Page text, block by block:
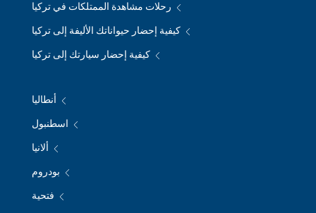
رحلات مشاهدة الممتلكات في تركيا
كيفية إحضار حيواناتك الأليفة إلى تركيا
كيفية إحضار سيارتك إلى تركيا
أنطاليا
اسطنبول
ألانيا
بودروم
فتحية